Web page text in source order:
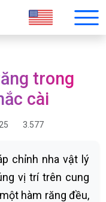
trong
cài
3.577
chỉnh nha vật lý
vị trí trên cung
hàm răng đều,